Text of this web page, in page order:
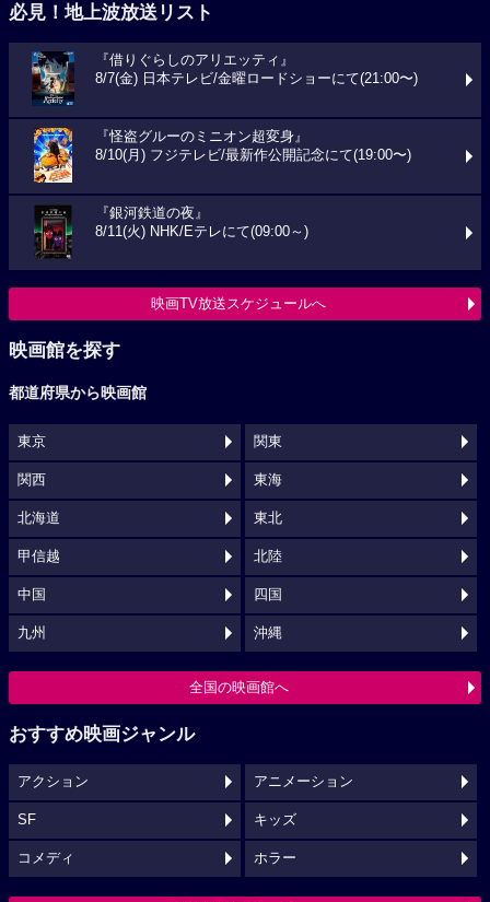
必見！地上波放送リスト
『借りぐらしのアリエッティ』
8/7(金) 日本テレビ/金曜ロードショーにて(21:00〜)
『怪盗グルーのミニオン超変身』
8/10(月) フジテレビ/最新作公開記念にて(19:00〜)
『銀河鉄道の夜』
8/11(火) NHK/Eテレにて(09:00～)
映画TV放送スケジュールへ
映画館を探す
都道府県から映画館
東京 関東
関西 東海
北海道 東北
甲信越 北陸
中国 四国
九州 沖縄
全国の映画館へ
おすすめ映画ジャンル
アクション アニメーション
SF キッズ
コメディ ホラー